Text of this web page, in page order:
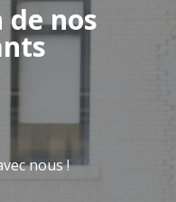
de nos
nous !